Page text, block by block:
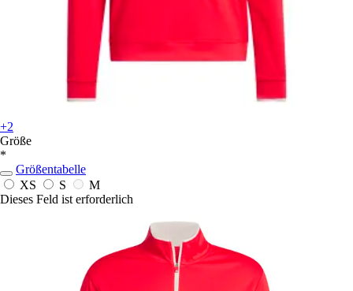
+2
Größe
*
Größentabelle
XS
S
M
Dieses Feld ist erforderlich